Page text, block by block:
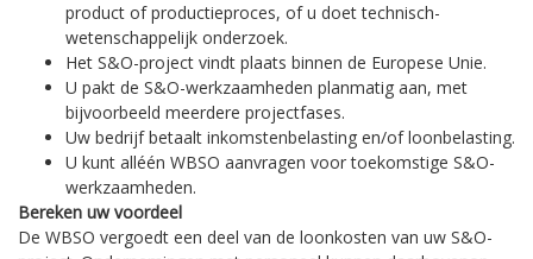
product of productieproces, of u doet technisch-
wetenschappelijk onderzoek.
Het S&O-project vindt plaats binnen de Europese Unie.
U pakt de S&O-werkzaamheden planmatig aan, met
bijvoorbeeld meerdere projectfases.
Uw bedrijf betaalt inkomstenbelasting en/of loonbelasting.
U kunt alléén WBSO aanvragen voor toekomstige S&O-
werkzaamheden.
Bereken uw voordeel
De WBSO vergoedt een deel van de loonkosten van uw S&O-